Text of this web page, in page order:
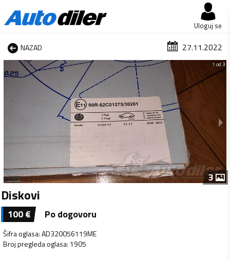
Uloguj se
NAZAD 27.11.2022
1 od 3
3
Diskovi
100€ Po dogovoru
Šifra oglasa:AD320056119ME
Broj pregleda oglasa: 1905